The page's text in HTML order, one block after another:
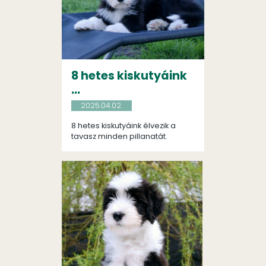
8 hetes kiskutyáink
...
2025.04.02.
8 hetes kiskutyáink élvezik a
tavasz minden pillanatát.